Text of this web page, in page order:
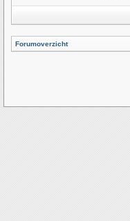
Forumoverzicht